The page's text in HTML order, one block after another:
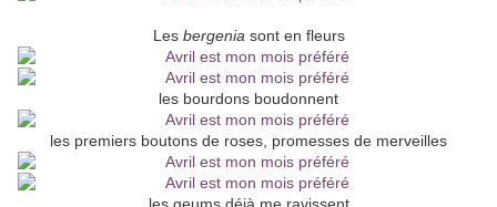
Les bergenia sont en fleurs
les bourdons boudonnent
les premiers boutons de roses, promesses de merveilles